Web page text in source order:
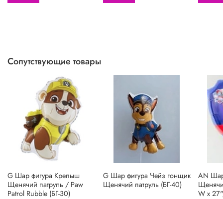
Сопутствующие товары
G Шар фигура Крепыш
Щенячий патруль / Paw
Patrol Rubble (БГ-30)
G Шар фигура Чейз гонщик
Щенячий патруль (БГ-40)
AN
W х